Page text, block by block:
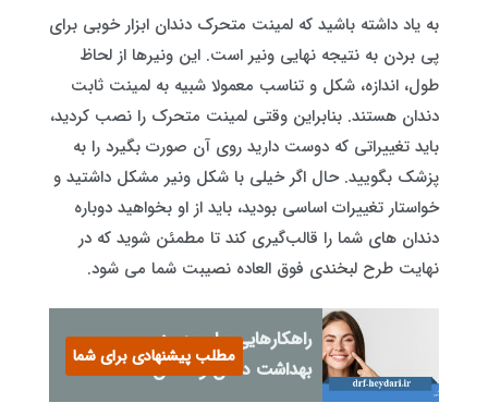
به یاد داشته باشید که لمینت متحرک دندان ابزار خوبی برای
پی بردن به نتیجه نهایی ونیر است. این ونیرها از لحاظ
طول، اندازه، شکل و تناسب معمولا شبیه به لمینت ثابت
دندان هستند. بنابراین وقتی لمینت متحرک را نصب کردید،
باید تغییراتی که دوست دارید روی آن صورت بگیرد را به
پزشک بگویید. حال اگر خیلی با شکل ونیر مشکل داشتید و
خواستار تغییرات اساسی بودید، باید از او بخواهید دوباره
دندان های شما را قالب‌گیری کند تا مطمئن شوید که در
نهایت طرح لبخندی فوق‌ العاده نصیبت شما می شود.
راهکارهایی برای بهبود
بهداشت دهان و دندان
مطلب پیشنهادی برای شما